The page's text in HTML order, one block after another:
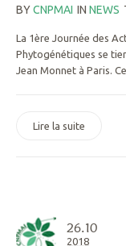
BYCNPMAI IN NEWS
La 1ère Journée des
Phytogénétiques se
Jean Monnet à Paris.
Lire la suite
26.10
2018